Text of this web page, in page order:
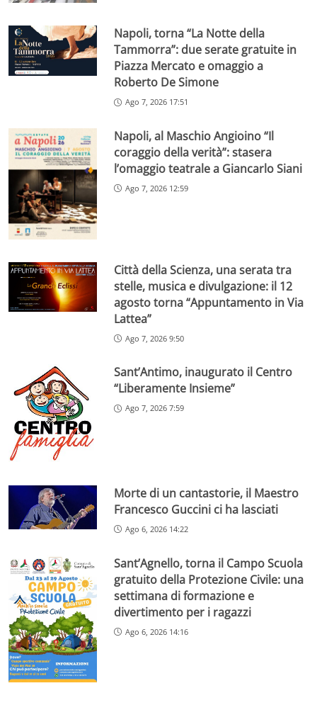
Napoli, torna “La Notte della
Tammorra”: due serate gratuite in
Piazza Mercato e omaggio a
Roberto De Simone
Ago 7, 2026 17:51
Napoli, al Maschio Angioino “Il
coraggio della verità”: stasera
l’omaggio teatrale a Giancarlo Siani
Ago 7, 2026 12:59
Città della Scienza, una serata tra
stelle, musica e divulgazione: il 12
agosto torna “Appuntamento in Via
Lattea”
Ago 7, 2026 9:50
Sant’Antimo, inaugurato il Centro
“Liberamente Insieme”
Ago 7, 2026 7:59
Morte di un cantastorie, il Maestro
Francesco Guccini ci ha lasciati
Ago 6, 2026 14:22
Sant’Agnello, torna il Campo Scuola
gratuito della Protezione Civile: una
settimana di formazione e
divertimento per i ragazzi
Ago 6, 2026 14:16